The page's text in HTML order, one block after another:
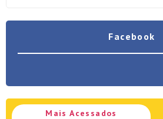
Facebook
Mais Acessados